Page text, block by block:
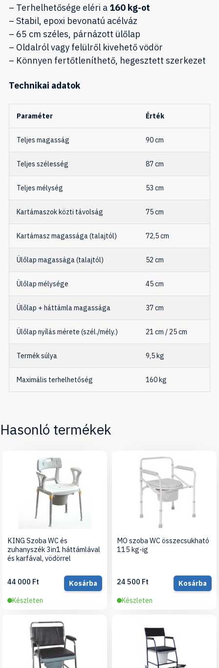
– Terhelhetősége eléri a 160 kg-ot
– Stabil, epoxi bevonatú acélváz
– 65 cm széles, párnázott ülőlap
– Oldalról vagy felülről kivehető vödör
– Könnyen fertőtleníthető, hegesztett szerkezet
Technikai adatok
Paraméter Érték
Teljes magasság 90 cm
Teljes szélesség 87 cm
Teljes mélység 53 cm
Kartámaszok közti távolság 75 cm
Kartámasz magassága (talajtól) 72,5 cm
Ülőlap magassága (talajtól) 52 cm
Ülőlap mélysége 45 cm
Ülőlap + háttámla magassága 37 cm
Ülőlap nyílás mérete (szél./mély.) 21 cm / 25 cm
Termék súlya 9,5 kg
Maximális terhelhetőség 160 kg
Hasonló termékek
KING Szoba WC és
zuhanyszék 3in1 háttámlával
és karfával, vödörrel
44 000 Ft
Kosárba
Készleten
MO szoba WC összecsukható
115 kg-ig
24 500 Ft
Kosárba
Készleten